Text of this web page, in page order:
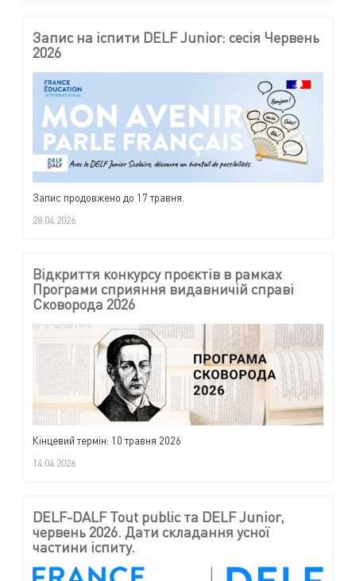
Запис на іспити DELF Junior: сесія Червень
2026
Запис продовжено до 17 травня.
28.04.2026
Відкриття конкурсу проєктів в рамках
Програми сприяння видавничій справі
Сковорода 2026
Кінцевий термін: 10 травня 2026
14.04.2026
DELF-DALF Tout public та DELF Junior,
червень 2026. Дати складання усної
частини іспиту.